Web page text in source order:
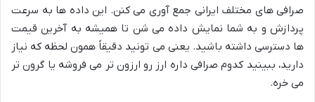
صرافی های مختلف ایرانی جمع آوری می کنن. این داده ها به سرعت
پردازش و به شما نمایش داده می شن تا همیشه به آخرین قیمت
ها دسترسی داشته باشید. یعنی می تونید دقیقاً همون لحظه که نیاز
دارید، ببینید کدوم صرافی داره ارز رو ارزون تر می فروشه یا گرون تر
می خره.